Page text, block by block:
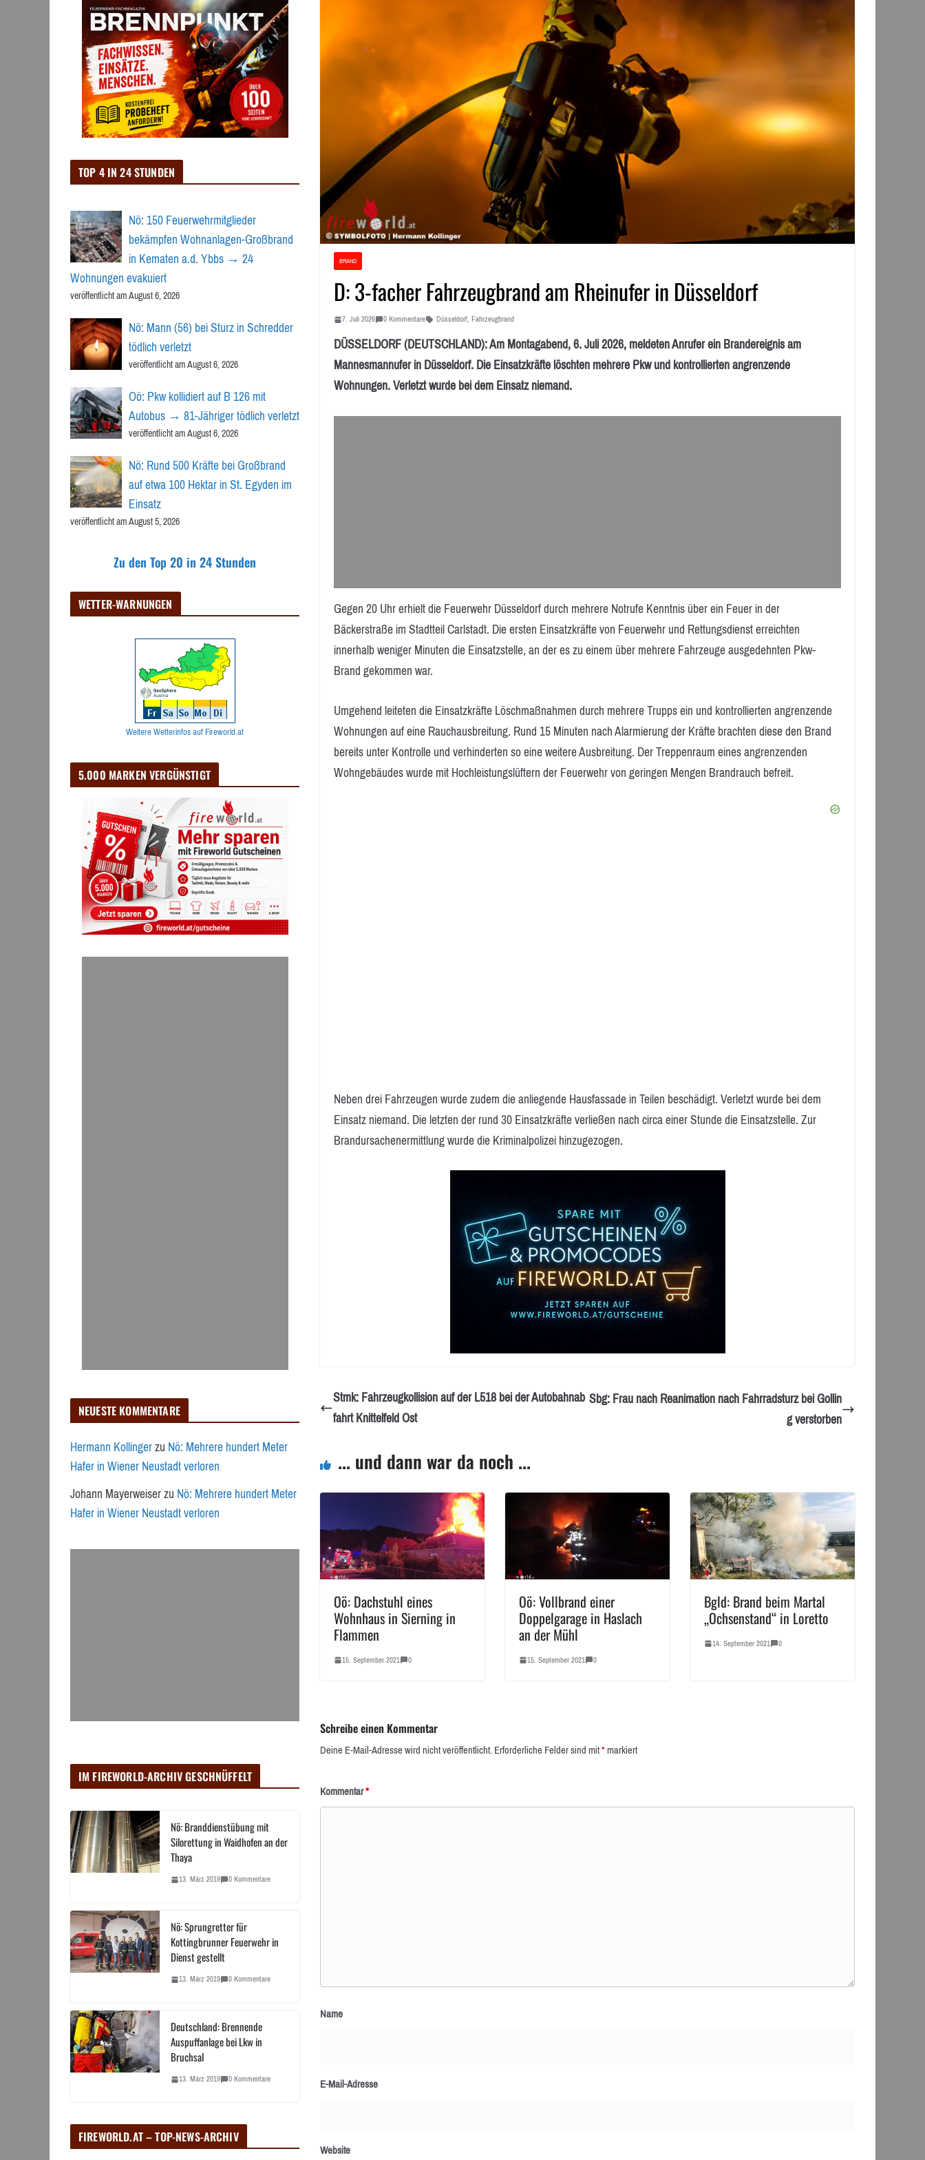
BRAND
D: 3-facher Fahrzeugbrand am Rheinufer in Düsseldorf
7. Juli 2026 0 Kommentare Düsseldorf, Fahrzeugbrand
DÜSSELDORF (DEUTSCHLAND): Am Montagabend, 6. Juli 2026, meldeten Anrufer ein Brandereignis am
Mannesmannufer in Düsseldorf. Die Einsatzkräfte löschten mehrere Pkw und kontrollierten angrenzende
Wohnungen. Verletzt wurde bei dem Einsatz niemand.
Gegen 20 Uhr erhielt die Feuerwehr Düsseldorf durch mehrere Notrufe Kenntnis über ein Feuer in der
Bäckerstraße im Stadtteil Carlstadt. Die ersten Einsatzkräfte von Feuerwehr und Rettungsdienst erreichten
innerhalb weniger Minuten die Einsatzstelle, an der es zu einem über mehrere Fahrzeuge ausgedehnten Pkw-
Brand gekommen war.
Umgehend leiteten die Einsatzkräfte Löschmaßnahmen durch mehrere Trupps ein und kontrollierten angrenzende
Wohnungen auf eine Rauchausbreitung. Rund 15 Minuten nach Alarmierung der Kräfte brachten diese den Brand
bereits unter Kontrolle und verhinderten so eine weitere Ausbreitung. Der Treppenraum eines angrenzenden
Wohngebäudes wurde mit Hochleistungslüftern der Feuerwehr von geringen Mengen Brandrauch befreit.
Neben drei Fahrzeugen wurde zudem die anliegende Hausfassade in Teilen beschädigt. Verletzt wurde bei dem
Einsatz niemand. Die letzten der rund 30 Einsatzkräfte verließen nach circa einer Stunde die Einsatzstelle. Zur
Brandursachenermittlung wurde die Kriminalpolizei hinzugezogen.
Stmk: Fahrzeugkollision auf der L518 bei der Autobahnab
fahrt Knittelfeld Ost
Sbg: Frau nach Reanimation nach Fahrradsturz bei Gollin
g verstorben
... und dann war da noch ...
Oö: Dachstuhl eines
Wohnhaus in Sierning in
Flammen
15. September 2021 0
Oö: Vollbrand einer
Doppelgarage in Haslach
an der Mühl
15. September 2021 0
Bgld: Brand beim Martal
„Ochsenstand“ in Loretto
14. September 2021 0
Schreibe einen Kommentar
Deine E-Mail-Adresse wird nicht veröffentlicht.Erforderliche Felder sind mit*markiert
Kommentar*
Name
E-Mail-Adresse
Website
TOP 4 IN 24 STUNDEN
Nö: 150 Feuerwehrmitglieder
bekämpfen Wohnanlagen-Großbrand
in Kematen a.d. Ybbs → 24
Wohnungen evakuiert
veröffentlicht am August 6, 2026
Nö: Mann (56) bei Sturz in Schredder
tödlich verletzt
veröffentlicht am August 6, 2026
Oö: Pkw kollidiert auf B 126 mit
Autobus → 81-Jähriger tödlich verletzt
veröffentlicht am August 6, 2026
Nö: Rund 500 Kräfte bei Großbrand
auf etwa 100 Hektar in St. Egyden im
Einsatz
veröffentlicht am August 5, 2026
Zu den Top 20 in 24 Stunden
WETTER-WARNUNGEN
Weitere Wetterinfos auf Fireworld.at
5.000 MARKEN VERGÜNSTIGT
NEUESTE KOMMENTARE
Hermann KollingerzuNö: Mehrere hundert Meter
Hafer in Wiener Neustadt verloren
Johann MayerweiserzuNö: Mehrere hundert Meter
Hafer in Wiener Neustadt verloren
IM FIREWORLD-ARCHIV GESCHNÜFFELT
Nö: Branddienstübung mit
Silorettung in Waidhofen an der
Thaya
13. März 2019 0 Kommentare
Nö: Sprungretter für
Kottingbrunner Feuerwehr in
Dienst gestellt
13. März 2019 0 Kommentare
Deutschland: Brennende
Auspuffanlage bei Lkw in
Bruchsal
13. März 2019 0 Kommentare
FIREWORLD.AT – TOP-NEWS-ARCHIV